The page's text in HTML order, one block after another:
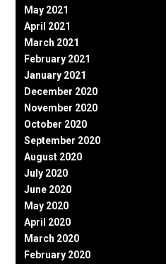
May 2021
April 2021
March 2021
February 2021
January 2021
December 2020
November 2020
October 2020
September 2020
August 2020
July 2020
June 2020
May 2020
April 2020
March 2020
February 2020